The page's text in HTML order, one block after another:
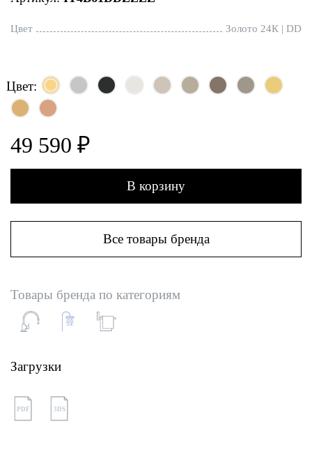
Цвет Золото 24К | DD
Цвет:
49 590 ₽
В корзину
Все товары бренда
Товары бренда по категориям
Загрузки
PDF 3DS